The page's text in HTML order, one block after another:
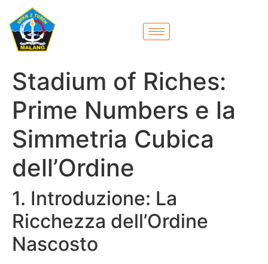
Stadium of Riches:
Prime Numbers e la
Simmetria Cubica
dell’Ordine
1. Introduzione: La
Ricchezza dell’Ordine
Nascosto